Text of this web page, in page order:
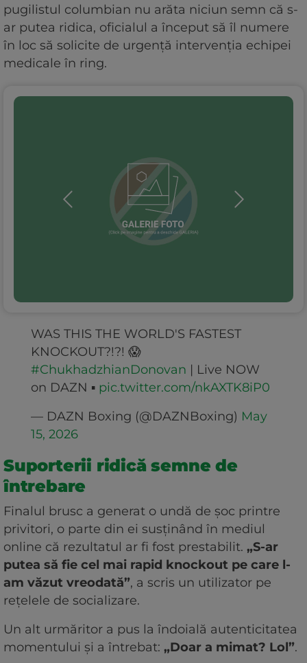
pugilistul columbian nu arăta niciun semn că s-
ar putea ridica, oficialul a început să îl numere
în loc să solicite de urgență intervenția echipei
medicale în ring.
WAS THIS THE WORLD'S FASTEST
KNOCKOUT?!?! 😱
#ChukhadzhianDonovan | Live NOW
on DAZN ▪️ pic.twitter.com/nkAXTK8iP0
— DAZN Boxing (@DAZNBoxing) May
15, 2026
Suporterii ridică semne de
întrebare
Finalul brusc a generat o undă de șoc printre
privitori, o parte din ei susținând în mediul
online că rezultatul ar fi fost prestabilit. „S-ar
putea să fie cel mai rapid knockout pe care l-
am văzut vreodată”, a scris un utilizator pe
rețelele de socializare.
Un alt urmăritor a pus la îndoială autenticitatea
momentului și a întrebat: „Doar a mimat? Lol”.